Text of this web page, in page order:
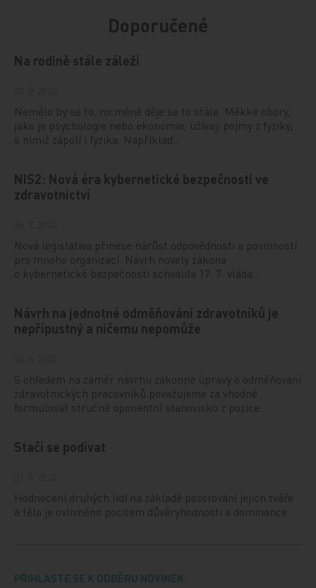
Doporučené
Na rodině stále záleží
Nemělo by se to, nicméně děje se to stále. Měkké obory,
jako je psychologie nebo ekonomie, užívají pojmy z fyziky,
s nimiž zápolí i fyzika. Například…
NIS2: Nová éra kybernetické bezpečnosti ve
zdravotnictví
Nová legislativa přinese nárůst odpovědnosti a povinností
pro mnoho organizací. Návrh novely zákona
o kybernetické bezpečnosti schválila 17. 7. vláda…
Návrh na jednotné odměňování zdravotníků je
nepřípustný a ničemu nepomůže
S ohledem na záměr návrhu zákonné úpravy o odměňování
zdravotnických pracovníků považujeme za vhodné
formulovat stručné oponentní stanovisko z pozice…
Stačí se podívat
Hodnocení druhých lidí na základě pozorování jejich tváře
a těla je ovlivněno pocitem důvěryhodnosti a dominance.
PŘIHLASTE SE K ODBĚRU NOVINEK.